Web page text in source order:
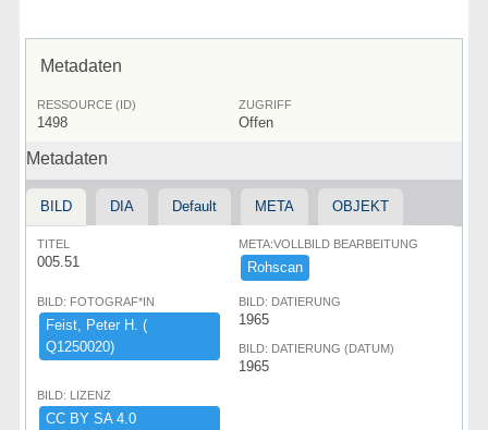
Metadaten
RESSOURCE (ID)
1498
ZUGRIFF
Offen
Metadaten
BILD DIA Default META OBJEKT
TITEL
005.51
META:VOLLBILD BEARBEITUNG
Rohscan
BILD: FOTOGRAF*IN
Feist,​ ​Peter ​H.​ ​(​
Q1250020)​
BILD: DATIERUNG
1965
BILD: DATIERUNG (DATUM)
1965
BILD: LIZENZ
CC ​BY ​SA ​4.​0 ​